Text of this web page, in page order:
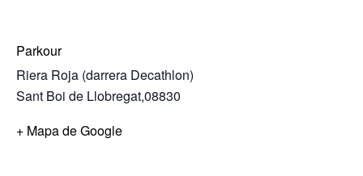
Parkour
Riera Roja (darrera Decathlon)
Sant Boi de Llobregat,08830
+ Mapa de Google